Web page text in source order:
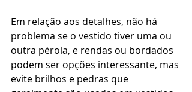
Em relação aos detalhes, não há
problema se o vestido tiver uma ou
outra pérola, e rendas ou bordados
podem ser opções interessante, mas
evite brilhos e pedras que